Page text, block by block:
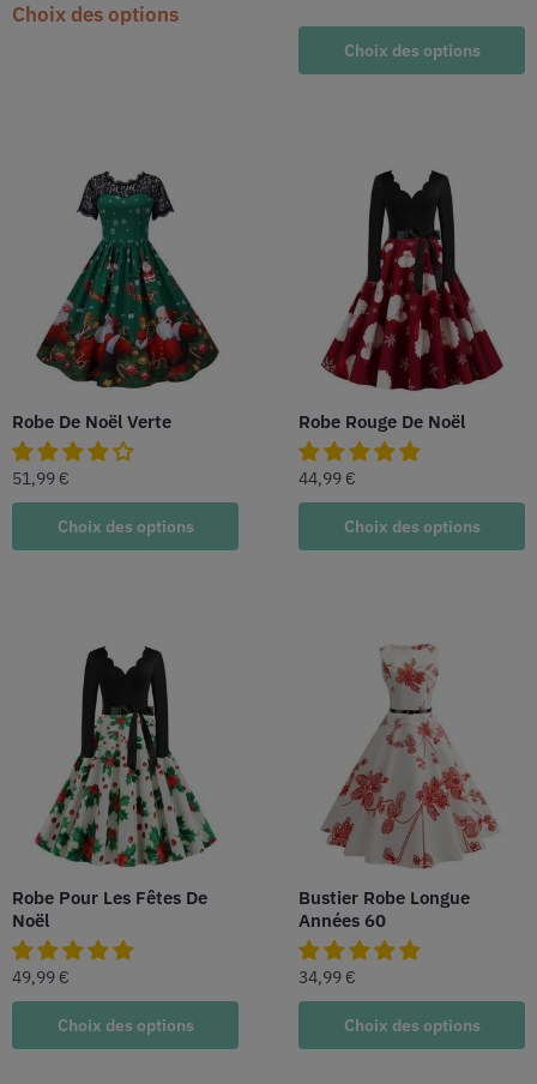
Choix des options
Choix des options
Robe De Noël Verte
51,99 €
Choix des options
Robe Rouge De Noël
44,99 €
Choix des options
Robe Pour Les Fêtes De
Noël
49,99 €
Choix des options
Bustier Robe Longue
Années 60
34,99 €
Choix des options